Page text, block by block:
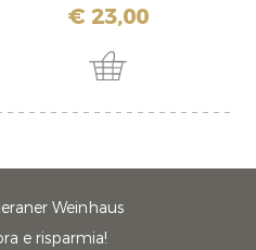
€ 23,00
Weinhaus
e risparmia!